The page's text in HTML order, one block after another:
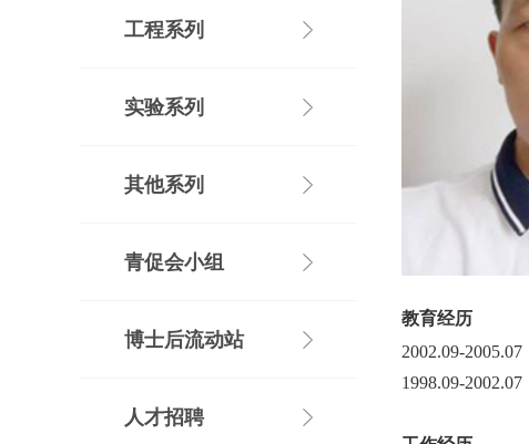
工程系列
实验系列
其他系列
青促会小组
博士后流动站
人才招聘
教育经历
2002.09-2005.07
1998.09-2002.07